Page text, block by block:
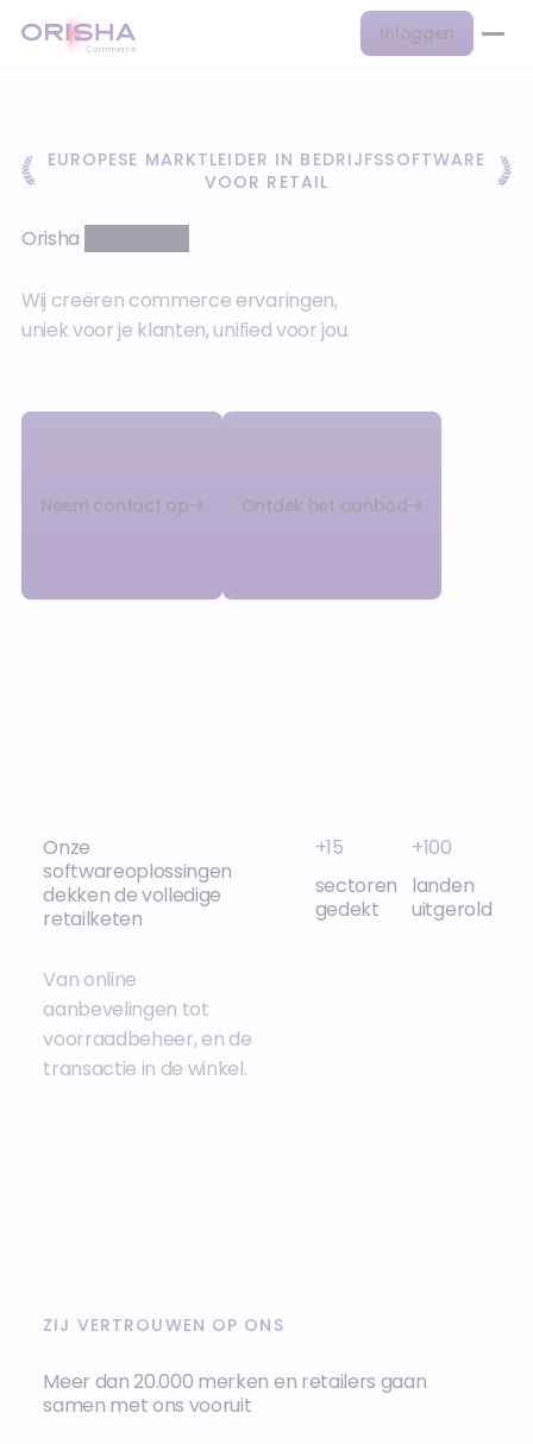
Inloggen
EUROPESE MARKTLEIDER IN BEDRIJFSSOFTWARE
VOOR RETAIL
Orisha
Wij creëren commerce ervaringen,
uniek voor je klanten, unified voor jou.
Neem contact op Ontdek het aanbod
Onze
softwareoplossingen
dekken de volledige
retailketen
Van online
aanbevelingen tot
voorraadbeheer, en de
transactie in de winkel.
+15
sectoren
gedekt
+100
landen
uitgerold
ZIJ VERTROUWEN OP ONS
Meer dan 20.000 merken en retailers gaan
samen met ons vooruit